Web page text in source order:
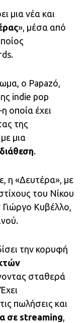
μια νέα και
», μέσα από
ο Papazó,
indie pop
οποία έχει
της
μια
.
η «Δευτέρα», με
του Νίκου
Κυβέλλο,
την κορυφή
σταθερά
πωλήσεις και
σε streaming,